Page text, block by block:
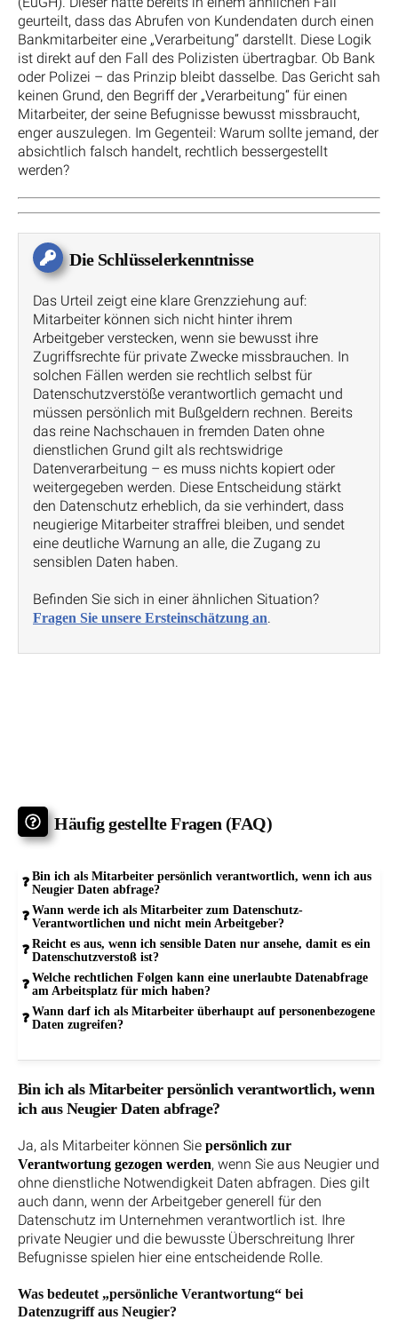
geurteilt, dass das Abrufen von Kundendaten durch einen
Bankmitarbeiter eine „Verarbeitung“ darstellt. Diese Logik
ist direkt auf den Fall des Polizisten übertragbar. Ob Bank
oder Polizei – das Prinzip bleibt dasselbe. Das Gericht sah
keinen Grund, den Begriff der „Verarbeitung“ für einen
Mitarbeiter, der seine Befugnisse bewusst missbraucht,
enger auszulegen. Im Gegenteil: Warum sollte jemand, der
absichtlich falsch handelt, rechtlich bessergestellt
werden?
Die Schlüsselerkenntnisse
Das Urteil zeigt eine klare Grenzziehung auf:
Mitarbeiter können sich nicht hinter ihrem
Arbeitgeber verstecken, wenn sie bewusst ihre
Zugriffsrechte für private Zwecke missbrauchen. In
solchen Fällen werden sie rechtlich selbst für
Datenschutzverstöße verantwortlich gemacht und
müssen persönlich mit Bußgeldern rechnen. Bereits
das reine Nachschauen in fremden Daten ohne
dienstlichen Grund gilt als rechtswidrige
Datenverarbeitung – es muss nichts kopiert oder
weitergegeben werden. Diese Entscheidung stärkt
den Datenschutz erheblich, da sie verhindert, dass
neugierige Mitarbeiter straffrei bleiben, und sendet
eine deutliche Warnung an alle, die Zugang zu
sensiblen Daten haben.
Befinden Sie sich in einer ähnlichen Situation?
Fragen Sie unsere Ersteinschätzung an.
Häufig gestellte Fragen (FAQ)
Bin ich als Mitarbeiter persönlich verantwortlich, wenn ich aus
Neugier Daten abfrage?
Wann werde ich als Mitarbeiter zum Datenschutz-
Verantwortlichen und nicht mein Arbeitgeber?
Reicht es aus, wenn ich sensible Daten nur ansehe, damit es ein
Datenschutzverstoß ist?
Welche rechtlichen Folgen kann eine unerlaubte Datenabfrage
am Arbeitsplatz für mich haben?
Wann darf ich als Mitarbeiter überhaupt auf personenbezogene
Daten zugreifen?
Bin ich als Mitarbeiter persönlich verantwortlich, wenn
ich aus Neugier Daten abfrage?
Ja, als Mitarbeiter können Sie persönlich zur
Verantwortung gezogen werden, wenn Sie aus Neugier und
ohne dienstliche Notwendigkeit Daten abfragen. Dies gilt
auch dann, wenn der Arbeitgeber generell für den
Datenschutz im Unternehmen verantwortlich ist. Ihre
private Neugier und die bewusste Überschreitung Ihrer
Befugnisse spielen hier eine entscheidende Rolle.
Was bedeutet „persönliche Verantwortung“ bei
Datenzugriff aus Neugier?